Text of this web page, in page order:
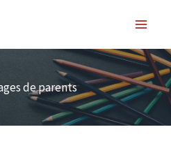
de parents